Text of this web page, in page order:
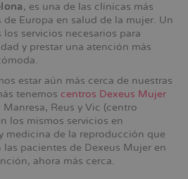
, es una de las clínicas más
de Europa en salud de la mujer. Un
servicios necesarios para
y prestar una atención más
estar aún más cerca de nuestras
tenemos centros Dexeus Mujer
Reus y Vic (centro
los mismos servicios en
medicina de la reproducción que
pacientes de Dexeus Mujer en
ahora más cerca.